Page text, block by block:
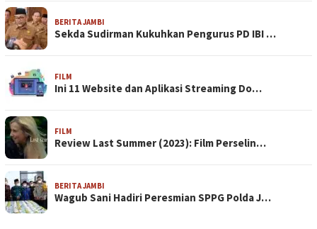
BERITA JAMBI
Sekda Sudirman Kukuhkan Pengurus PD IBI …
FILM
Ini 11 Website dan Aplikasi Streaming Do…
FILM
Review Last Summer (2023): Film Perselin…
BERITA JAMBI
Wagub Sani Hadiri Peresmian SPPG Polda J…